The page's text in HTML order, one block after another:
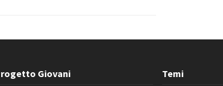
Giovani Temi